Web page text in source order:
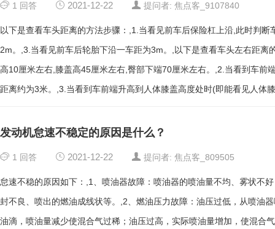
1 回答 2021-12-22 提问者: 焦点客_9107840
以下是查看车头距离的方法步骤：,1.当看见前车后保险杠上沿,此时判
2m。,3.当看见前车后轮胎下沿一车距为3m。,以下是查看车头左右距
高10厘米左右,膝盖高45厘米左右,臀部下端70厘米左右。,2.当看到车前
距离约为3米。,3.当看到车前端升高到人体膝盖高度处时(即能看见人
发动机怠速不稳定的原因是什么？
1 回答 2021-12-22 提问者: 焦点客_809505
怠速不稳的原因如下：,1、喷油器故障：喷油器的喷油量不均、雾状不
封不良、喷出的燃油成线状等。,2、燃油压力故障：油压过低，从喷油
油滴，喷油量减少使混合气过稀；油压过高，实际喷油量增加，使混合